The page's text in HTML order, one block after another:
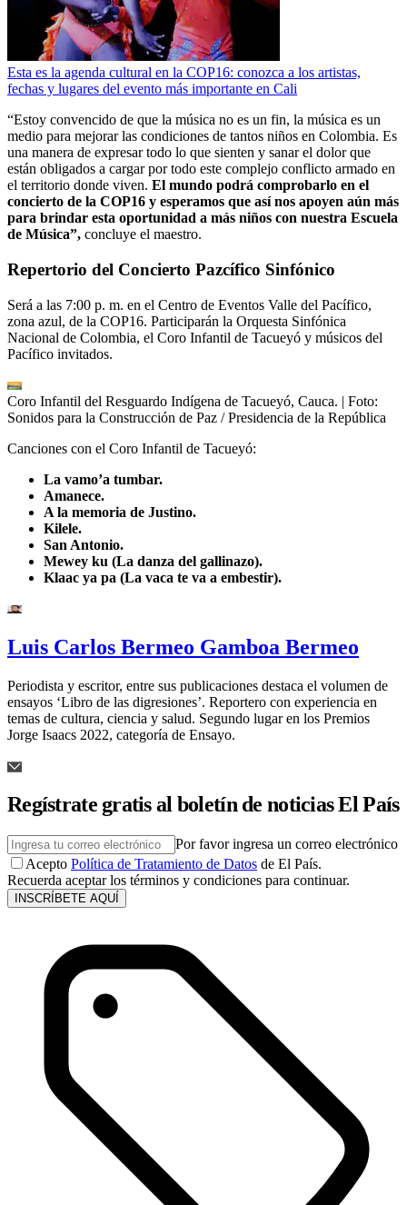
Esta es la agenda cultural en la COP16: conozca a los artistas,
fechas y lugares del evento más importante en Cali
“Estoy convencido de que la música no es un fin, la música es un
medio para mejorar las condiciones de tantos niños en Colombia. Es
una manera de expresar todo lo que sienten y sanar el dolor que
están obligados a cargar por todo este complejo conflicto armado en
el territorio donde viven. El mundo podrá comprobarlo en el
concierto de la COP16 y esperamos que así nos apoyen aún más
para brindar esta oportunidad a más niños con nuestra Escuela
de Música”, concluye el maestro.
Repertorio del Concierto Pazcífico Sinfónico
Será a las 7:00 p. m. en el Centro de Eventos Valle del Pacífico,
zona azul, de la COP16. Participarán la Orquesta Sinfónica
Nacional de Colombia, el Coro Infantil de Tacueyó y músicos del
Pacífico invitados.
Coro Infantil del Resguardo Indígena de Tacueyó, Cauca. | Foto:
Sonidos para la Construcción de Paz / Presidencia de la República
Canciones con el Coro Infantil de Tacueyó:
La vamo’a tumbar.
Amanece.
A la memoria de Justino.
Kilele.
San Antonio.
Mewey ku (La danza del gallinazo).
Klaac ya pa (La vaca te va a embestir).
Luis Carlos Bermeo Gamboa Bermeo
Periodista y escritor, entre sus publicaciones destaca el volumen de
ensayos ‘Libro de las digresiones’. Reportero con experiencia en
temas de cultura, ciencia y salud. Segundo lugar en los Premios
Jorge Isaacs 2022, categoría de Ensayo.
Regístrate gratis al boletín de noticias El País
Por favor ingresa un correo electrónico
Acepto Política de Tratamiento de Datos de El País.
Recuerda aceptar los términos y condiciones para continuar.
INSCRÍBETE AQUÍ